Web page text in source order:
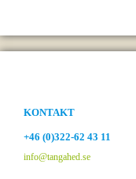
KONTAKT
+46 (0)322-62 43 11
info@tangahed.se